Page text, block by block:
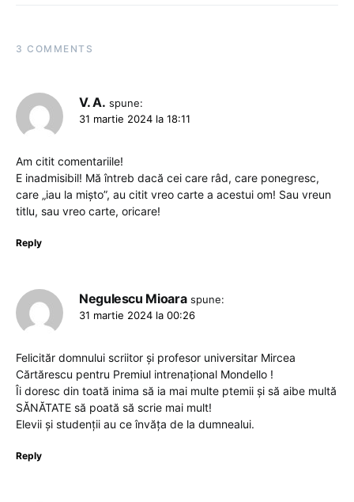
3 COMMENTS
V. A. spune:
31 martie 2024 la 18:11
Am citit comentariile!
E inadmisibil! Mă întreb dacă cei care râd, care ponegresc,
care „iau la mișto”, au citit vreo carte a acestui om! Sau vreun
titlu, sau vreo carte, oricare!
Reply
Negulescu Mioara spune:
31 martie 2024 la 00:26
Felicităr domnului scriitor și profesor universitar Mircea
Cărtărescu pentru Premiul intrenațional Mondello !
Îi doresc din toată inima să ia mai multe ptemii și să aibe multă
SĂNĂTATE să poată să scrie mai mult!
Elevii și studenții au ce învăța de la dumnealui.
Reply